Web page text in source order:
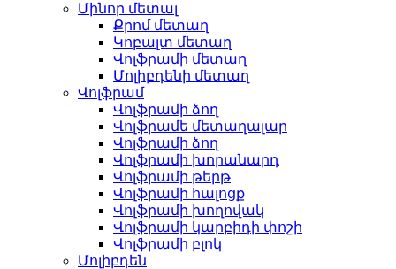
Մինոր մետալ
Քրոմ մետաղ
Կոբալտ մետաղ
Վոլֆրամի մետաղ
Մոլիբդենի մետաղ
Վոլֆրամ
Վոլֆրամի ձող
Վոլֆրամե մետաղալար
Վոլֆրամի ձող
Վոլֆրամի խորանարդ
Վոլֆրամի թերթ
Վոլֆրամի հալոցք
Վոլֆրամի խողովակ
Վոլֆրամի կարբիդի փոշի
Վոլֆրամի բլոկ
Մոլիբդեն